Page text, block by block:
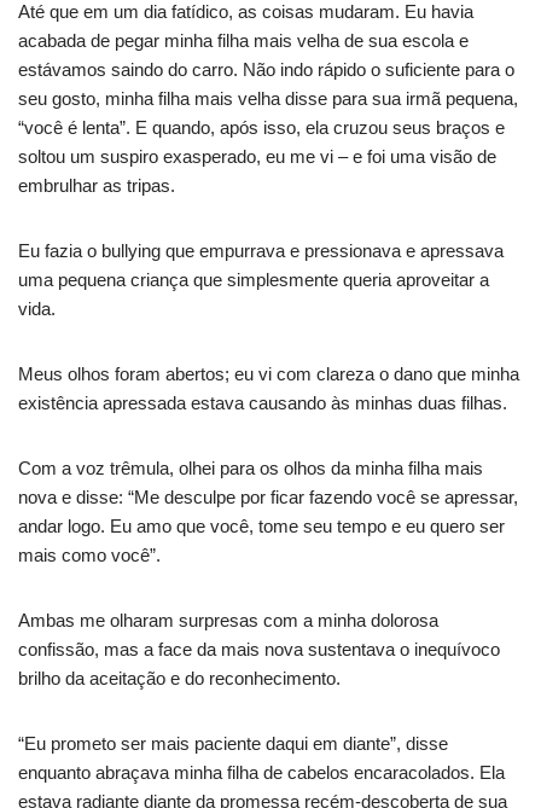
Até que em um dia fatídico, as coisas mudaram. Eu havia
acabada de pegar minha filha mais velha de sua escola e
estávamos saindo do carro. Não indo rápido o suficiente para o
seu gosto, minha filha mais velha disse para sua irmã pequena,
“você é lenta”. E quando, após isso, ela cruzou seus braços e
soltou um suspiro exasperado, eu me vi – e foi uma visão de
embrulhar as tripas.
Eu fazia o bullying que empurrava e pressionava e apressava
uma pequena criança que simplesmente queria aproveitar a
vida.
Meus olhos foram abertos; eu vi com clareza o dano que minha
existência apressada estava causando às minhas duas filhas.
Com a voz trêmula, olhei para os olhos da minha filha mais
nova e disse: “Me desculpe por ficar fazendo você se apressar,
andar logo. Eu amo que você, tome seu tempo e eu quero ser
mais como você”.
Ambas me olharam surpresas com a minha dolorosa
confissão, mas a face da mais nova sustentava o inequívoco
brilho da aceitação e do reconhecimento.
“Eu prometo ser mais paciente daqui em diante”, disse
enquanto abraçava minha filha de cabelos encaracolados. Ela
estava radiante diante da promessa recém-descoberta de sua